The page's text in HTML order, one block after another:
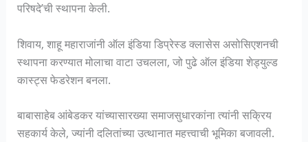
परिषदे’ची स्थापना केली.
शिवाय, शाहू महाराजांनी ऑल इंडिया डिप्रेस्ड क्लासेस असोसिएशनची
स्थापना करण्यात मोलाचा वाटा उचलला, जो पुढे ऑल इंडिया शेड्युल्ड
कास्ट्स फेडरेशन बनला.
बाबासाहेब आंबेडकर यांच्यासारख्या समाजसुधारकांना त्यांनी सक्रिय
सहकार्य केले, ज्यांनी दलितांच्या उत्थानात महत्त्वाची भूमिका बजावली.